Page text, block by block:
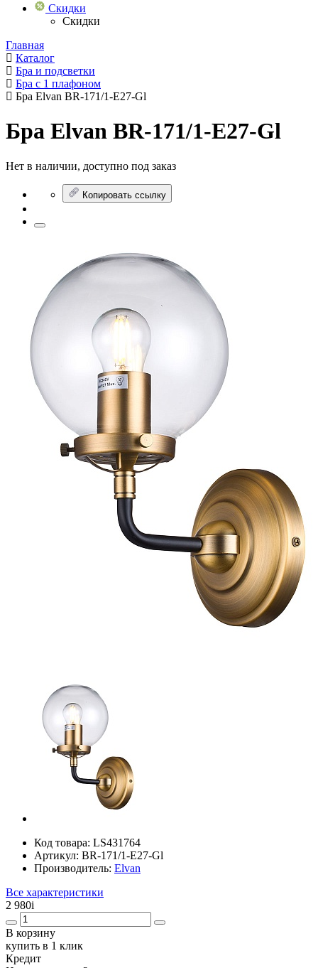
Скидки
Скидки
Главная
Каталог
Бра и подсветки
Бра с 1 плафоном
Бра Elvan BR-171/1-E27-Gl
Бра Elvan BR-171/1-E27-Gl
Нет в наличии, доступно под заказ
Копировать ссылку
Код товара: LS431764
Артикул: BR-171/1-E27-Gl
Производитель: Elvan
Все характеристики
2 980i
В корзину
купить в 1 клик
Кредит